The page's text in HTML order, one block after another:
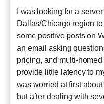
I was looking for a
Dallas/Chicago region
some positive posts on
an email asking
pricing, and multi-
provide little latency to
was worried at first
but after dealing with